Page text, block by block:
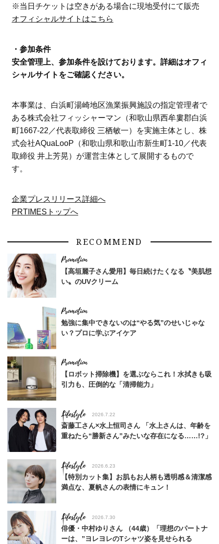
※当日チケットは空きがある場合に現地受付にて販売
オフィシャルサイトはこちら
・参加条件
安全管理上、参加条件を設けております。詳細はオフィ
シャルサイトをご確認ください。
本事業は、白浜町湯崎地区漁業振興施設の指定管理者で
ある株式会社フィッシャーマン（和歌山県西牟婁郡白浜
町1667-22／代表取締役 三栖敏一）を実施主体とし、株
式会社AQuaLooP（和歌山県和歌山市新生町1-10／代表
取締役 井上芳晃）が運営主体として展開するもので
す。
企業プレスリリース詳細へ
PRTIMESトップへ
RECOMMEND
【高垣麗子さん愛用】毎日続けたくなる〝美肌想
い〟のUVクリーム
勉強に集中できないのは“やる気”のせいじゃな
い？プロに学ぶアイケア
【ロボット掃除機】を選ぶならこれ！水拭きも吸
引力も、圧倒的な「清掃能力」
Lifestyle 2026.7.22
斎藤工さん×水上恒司さん 「水上さんは、年齢を
重ねたら“勝新さん”みたいな存在になる……!?」
Lifestyle 2026.6.23
【特別カット集】お肌もお人柄も透明感＆清潔感
満点な、夏帆さんの表情にキュン！
Lifestyle 2026.7.30
俳優・中村ゆりさん （44歳）「理想のパートナ
ーは、”ヨレヨレのTシャツ姿を見せられる